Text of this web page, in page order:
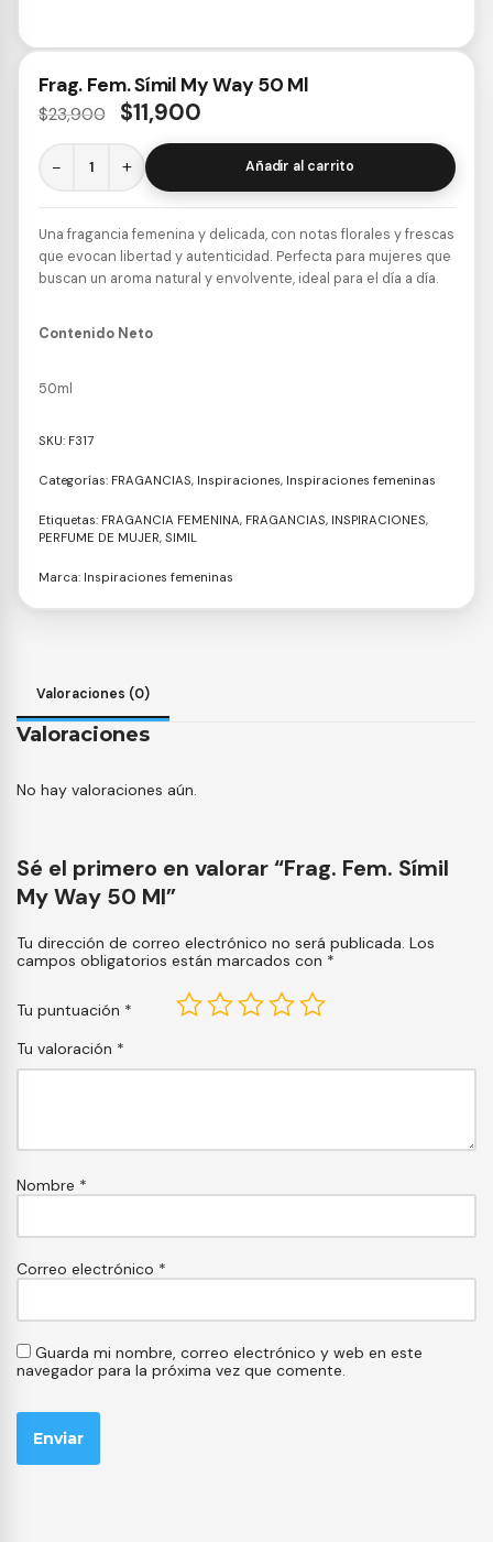
Frag. Fem. Símil My Way 50 Ml
$23,900 $11,900
− + Añadir al carrito
Una fragancia femenina y delicada, con notas florales y frescas
que evocan libertad y autenticidad. Perfecta para mujeres que
buscan un aroma natural y envolvente, ideal para el día a día.
Contenido Neto
50ml
SKU: F317
Categorías: FRAGANCIAS, Inspiraciones, Inspiraciones femeninas
Etiquetas: FRAGANCIA FEMENINA, FRAGANCIAS, INSPIRACIONES,
PERFUME DE MUJER, SIMIL
Marca: Inspiraciones femeninas
Valoraciones (0)
Valoraciones
No hay valoraciones aún.
Sé el primero en valorar “Frag. Fem. Símil
My Way 50 Ml”
Tu dirección de correo electrónico no será publicada. Los
campos obligatorios están marcados con *
Tu puntuación *
Tu valoración *
Nombre *
Correo electrónico *
Guarda mi nombre, correo electrónico y web en este
navegador para la próxima vez que comente.